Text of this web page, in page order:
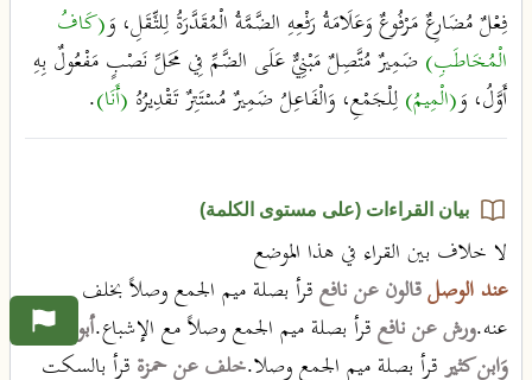
فِعْلٌ مُضَارِعٌ مَرْفُوعٌ وَعَلَامَةُ رَفْعِهِ الضَّمَّةُ الْمُقَدَّرَةُ لِلثِّقَلِ، وَ(كَافُ
الْمُخَاطَبِ)ضَمِيرٌ مُتَّصِلٌ مَبْنِيٌّ عَلَى الضَّمِّ فِي مَحَلِّ نَصْبٍ مَفْعُولٌ بِهِ
أَوَّلُ، وَ(الْمِيمُ)لِلْجَمْعِ، وَالْفَاعِلُ ضَمِيرٌ مُسْتَتِرٌ تَقْدِيرُهُ (أَنَا).
بيان القراءات (على مستوى الكلمة)
لا خلاف بين القراء في هذا الموضع
عند الوصلقالون عن نافعقرأ بصلة ميم الجمع وصلاً بخلف
عنه.ورش عن نافعقرأ بصلة ميم الجمع وصلاً مع الإشباع.أبو جعفر
وَابن كثيرقرأ بصلة ميم الجمع وصلا.خلف عن حمزةقرأ بالسكت